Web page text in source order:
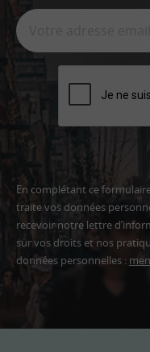
En complétant ce
traite vos données
recevoir notre lettre
sur vos droits et nos
données personnelles :